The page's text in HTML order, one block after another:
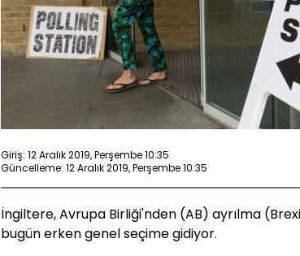
Giriş: 12 Aralık 2019, Perşembe 10:35
Güncelleme: 12 Aralık 2019, Perşembe 10:35
İngiltere, Avrupa Birliği'nden (AB) ayrılma
bugün erken genel seçime gidiyor.